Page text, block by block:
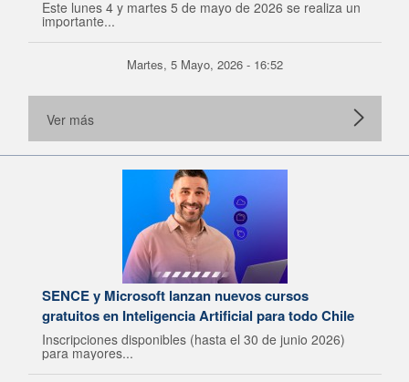
Este lunes 4 y martes 5 de mayo de 2026 se realiza un
importante...
Martes, 5 Mayo, 2026 - 16:52
Ver más
SENCE y Microsoft lanzan nuevos cursos
gratuitos en Inteligencia Artificial para todo Chile
Inscripciones disponibles (hasta el 30 de junio 2026)
para mayores...